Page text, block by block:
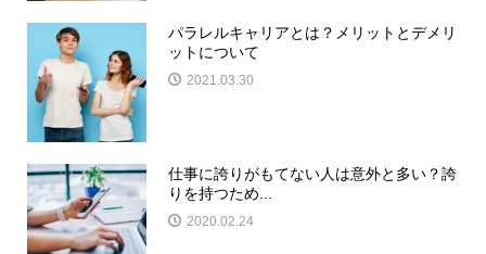
パラレルキャリアとは？メリットとデメリ
ットについて
2021.03.30
仕事に誇りがもてない人は意外と多い？誇
りを持つため...
2020.02.24